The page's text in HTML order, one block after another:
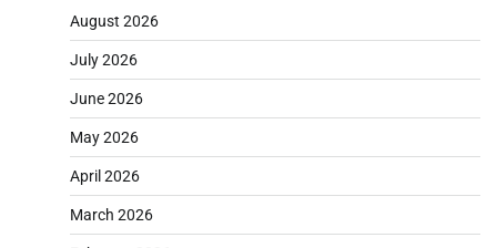
August 2026
July 2026
June 2026
May 2026
April 2026
March 2026